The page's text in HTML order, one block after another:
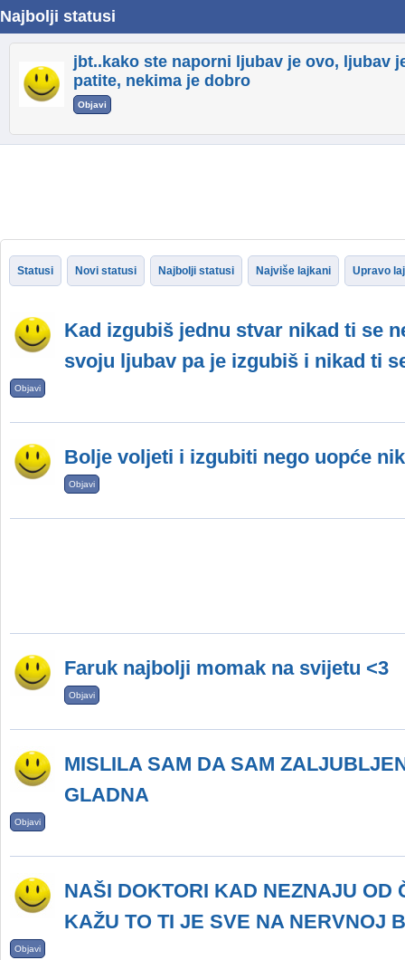
Najbolji statusi
jbt..kako ste naporni ljubav je ovo, ljubav
patite, nekima je dobro
Objavi
Statusi Novi statusi Najbolji statusi Najviše lajkani Upravo
Kad izgubiš jednu stvar nikad ti se
svoju ljubav pa je izgubiš i nikad ti
Objavi
Bolje voljeti i izgubiti nego uopće
Objavi
Faruk najbolji momak na svijetu <3
Objavi
MISLILA SAM DA SAM
GLADNA
Objavi
NAŠI DOKTORI KAD NEZNAJU OD
KAŽU TO TI JE SVE NA NERVNOJ
Objavi